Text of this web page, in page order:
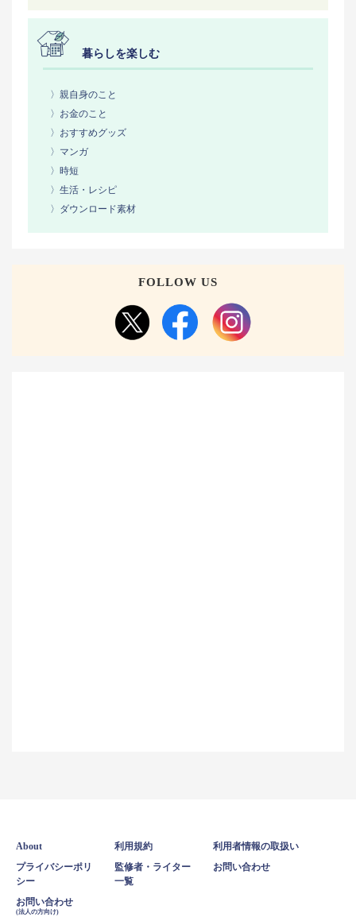
暮らしを楽しむ
〉親自身のこと
〉お金のこと
〉おすすめグッズ
〉マンガ
〉時短
〉生活・レシピ
〉ダウンロード素材
FOLLOW US
About 利用規約 利用者情報の取扱い
プライバシーポリ
シー
監修者・ライター
一覧
お問い合わせ
お問い合わせ
(法人の方向け)